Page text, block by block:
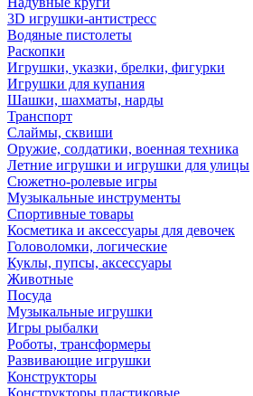
3D игрушки-антистресс
Водяные пистолеты
Раскопки
Игрушки, указки, брелки, фигурки
Игрушки для купания
Шашки, шахматы, нарды
Транспорт
Слаймы, сквиши
Оружие, солдатики, военная техника
Летние игрушки и игрушки для улицы
Сюжетно-ролевые игры
Музыкальные инструменты
Спортивные товары
Косметика и аксессуары для девочек
Головоломки, логические
Куклы, пупсы, аксессуары
Животные
Посуда
Музыкальные игрушки
Игры рыбалки
Роботы, трансформеры
Развивающие игрушки
Конструкторы
Конструкторы пластиковые